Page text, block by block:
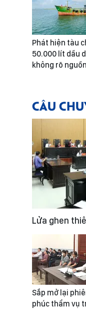
Phát hiện tàu
50.000 lít dầu
không rõ
CÂU
Lửa ghen
Sắp mở lại
phúc thẩm vụ